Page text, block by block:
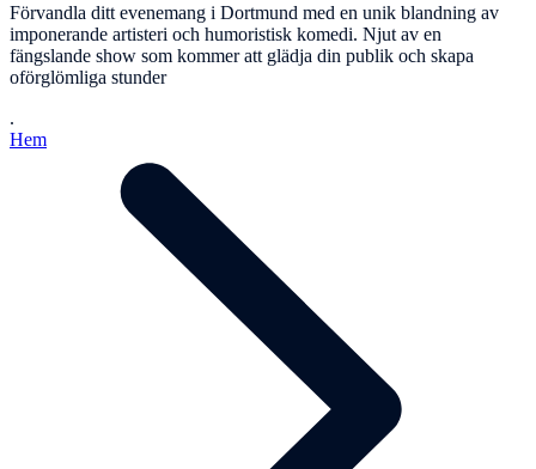
Förvandla ditt evenemang i Dortmund med en unik blandning av
imponerande artisteri och humoristisk komedi. Njut av en
fängslande show som kommer att glädja din publik och skapa
oförglömliga stunder
.
Hem